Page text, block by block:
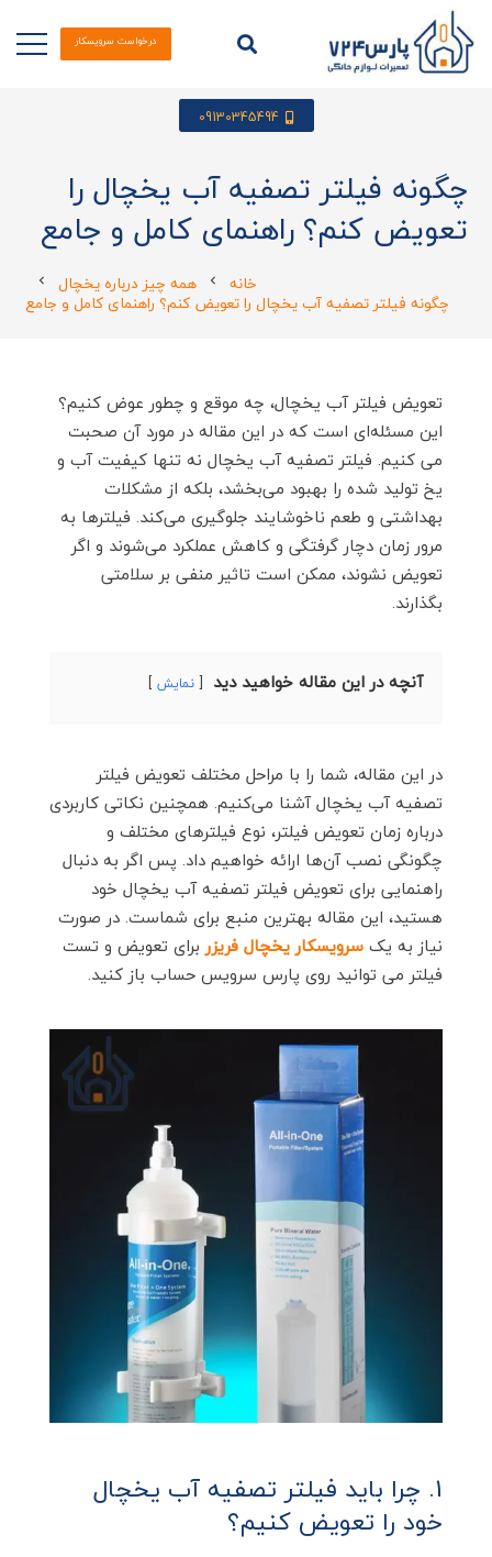
درخواست سرویسکار
09130345494
چگونه فیلتر تصفیه آب یخچال را
تعویض کنم؟ راهنمای کامل و جامع
خانه chevron_left همه چیز درباره یخچال chevron_left
چگونه فیلتر تصفیه آب یخچال را تعویض کنم؟ راهنمای کامل و جامع
تعویض فیلتر آب یخچال، چه موقع و چطور عوض کنیم؟
این مسئله‌ای است که در این مقاله در مورد آن صحبت
می کنیم. فیلتر تصفیه آب یخچال نه تنها کیفیت آب و
یخ تولید شده را بهبود می‌بخشد، بلکه از مشکلات
بهداشتی و طعم ناخوشایند جلوگیری می‌کند. فیلترها به
مرور زمان دچار گرفتگی و کاهش عملکرد می‌شوند و اگر
تعویض نشوند، ممکن است تاثیر منفی بر سلامتی
بگذارند.
آنچه در این مقاله خواهید دید نمایش
در این مقاله، شما را با مراحل مختلف تعویض فیلتر
تصفیه آب یخچال آشنا می‌کنیم. همچنین نکاتی کاربردی
درباره زمان تعویض فیلتر، نوع فیلترهای مختلف و
چگونگی نصب آن‌ها ارائه خواهیم داد. پس اگر به دنبال
راهنمایی برای تعویض فیلتر تصفیه آب یخچال خود
هستید، این مقاله بهترین منبع برای شماست. در صورت
نیاز به یکسرویسکار یخچال فریزر برای تعویض و تست
فیلتر می توانید روی پارس سرویس حساب باز کنید.
1. چرا باید فیلتر تصفیه آب یخچال
خود را تعویض کنیم؟